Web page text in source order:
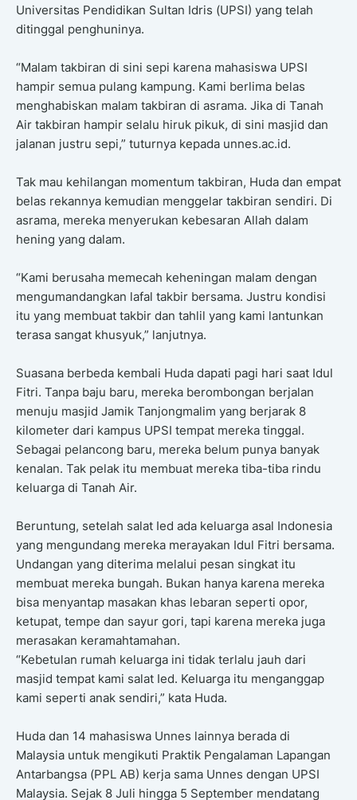
Universitas Pendidikan Sultan Idris (UPSI) yang telah
ditinggal penghuninya.
“Malam takbiran di sini sepi karena mahasiswa UPSI
hampir semua pulang kampung. Kami berlima belas
menghabiskan malam takbiran di asrama. Jika di Tanah
Air takbiran hampir selalu hiruk pikuk, di sini masjid dan
jalanan justru sepi,” tuturnya kepada unnes.ac.id.
Tak mau kehilangan momentum takbiran, Huda dan empat
belas rekannya kemudian menggelar takbiran sendiri. Di
asrama, mereka menyerukan kebesaran Allah dalam
hening yang dalam.
“Kami berusaha memecah keheningan malam dengan
mengumandangkan lafal takbir bersama. Justru kondisi
itu yang membuat takbir dan tahlil yang kami lantunkan
terasa sangat khusyuk,” lanjutnya.
Suasana berbeda kembali Huda dapati pagi hari saat Idul
Fitri. Tanpa baju baru, mereka berombongan berjalan
menuju masjid Jamik Tanjongmalim yang berjarak 8
kilometer dari kampus UPSI tempat mereka tinggal.
Sebagai pelancong baru, mereka belum punya banyak
kenalan. Tak pelak itu membuat mereka tiba-tiba rindu
keluarga di Tanah Air.
Beruntung, setelah salat Ied ada keluarga asal Indonesia
yang mengundang mereka merayakan Idul Fitri bersama.
Undangan yang diterima melalui pesan singkat itu
membuat mereka bungah. Bukan hanya karena mereka
bisa menyantap masakan khas lebaran seperti opor,
ketupat, tempe dan sayur gori, tapi karena mereka juga
merasakan keramahtamahan.
“Kebetulan rumah keluarga ini tidak terlalu jauh dari
masjid tempat kami salat Ied. Keluarga itu menganggap
kami seperti anak sendiri,” kata Huda.
Huda dan 14 mahasiswa Unnes lainnya berada di
Malaysia untuk mengikuti Praktik Pengalaman Lapangan
Antarbangsa (PPL AB) kerja sama Unnes dengan UPSI
Malaysia. Sejak 8 Juli hingga 5 September mendatang